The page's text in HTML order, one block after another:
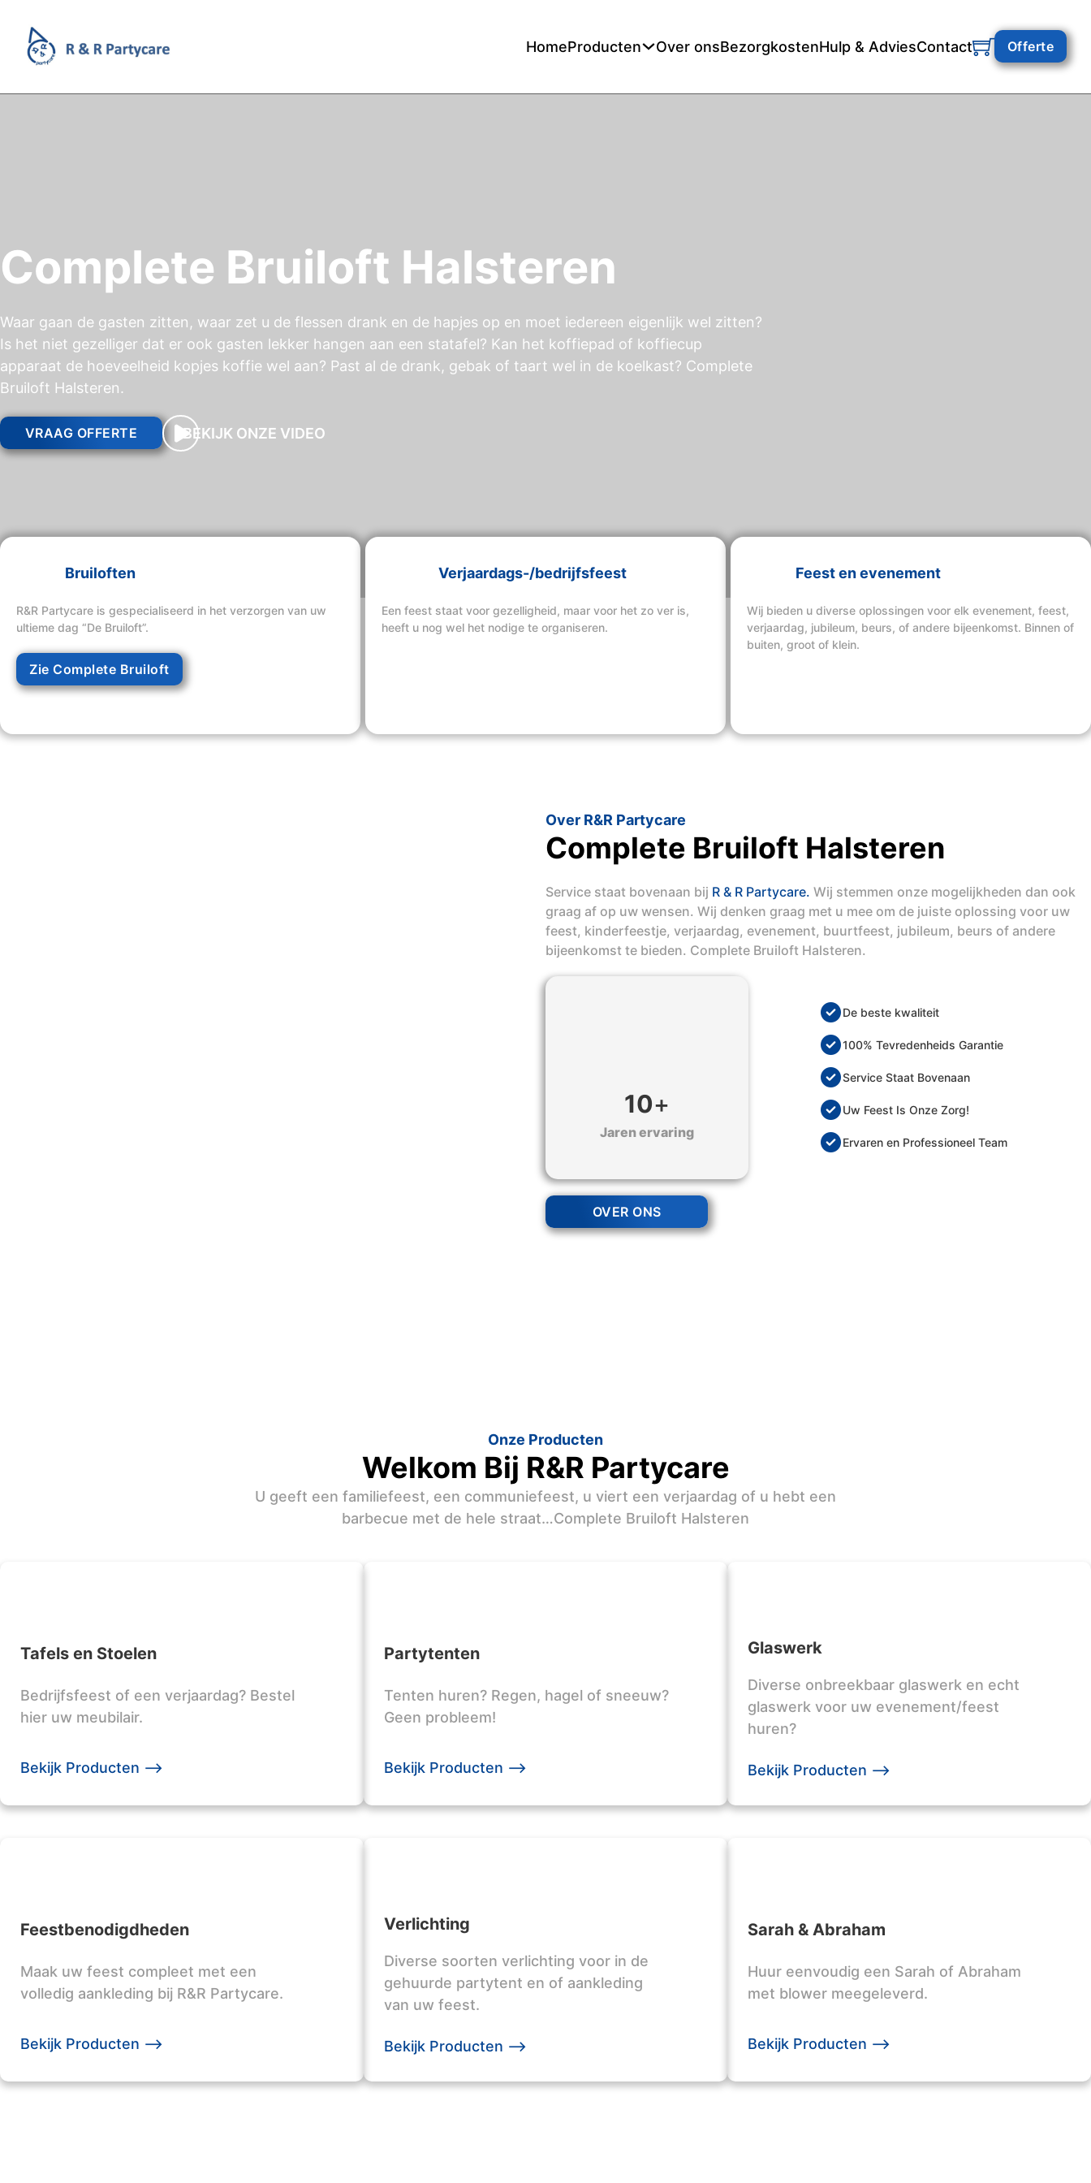
HomeProducten Over onsBezorgkostenHulp & AdviesContact Offerte
Complete Bruiloft Halsteren
Waar gaan de gasten zitten, waar zet u de flessen drank en de hapjes op en moet iedereen eigenlijk wel zitten?
Is het niet gezelliger dat er ook gasten lekker hangen aan een statafel? Kan het koffiepad of koffiecup
apparaat de hoeveelheid kopjes koffie wel aan? Past al de drank, gebak of taart wel in de koelkast? Complete
Bruiloft Halsteren.
VRAAG OFFERTE BEKIJK ONZE VIDEO
Bruiloften
R&R Partycare is gespecialiseerd in het verzorgen van uw
ultieme dag “De Bruiloft”.
Zie Complete Bruiloft
Verjaardags-/bedrijfsfeest
Een feest staat voor gezelligheid, maar voor het zo ver is,
heeft u nog wel het nodige te organiseren.
Feest en evenement
Wij bieden u diverse oplossingen voor elk evenement, feest,
verjaardag, jubileum, beurs, of andere bijeenkomst. Binnen of
buiten, groot of klein.
Over R&R Partycare
Complete Bruiloft Halsteren
Service staat bovenaan bij R & R Partycare. Wij stemmen onze mogelijkheden dan ook
graag af op uw wensen. Wij denken graag met u mee om de juiste oplossing voor uw
feest, kinderfeestje, verjaardag, evenement, buurtfeest, jubileum, beurs of andere
bijeenkomst te bieden. Complete Bruiloft Halsteren.
10+
Jaren ervaring
De beste kwaliteit
100% Tevredenheids Garantie
Service Staat Bovenaan
Uw Feest Is Onze Zorg!
Ervaren en Professioneel Team
OVER ONS
Onze Producten
Welkom Bij R&R Partycare
U geeft een familiefeest, een communiefeest, u viert een verjaardag of u hebt een
barbecue met de hele straat…Complete Bruiloft Halsteren
Tafels en Stoelen
Bedrijfsfeest of een verjaardag? Bestel
hier uw meubilair.
Bekijk Producten -->
Partytenten
Tenten huren? Regen, hagel of sneeuw?
Geen probleem!
Bekijk Producten -->
Glaswerk
Diverse onbreekbaar glaswerk en echt
glaswerk voor uw evenement/feest
huren?
Bekijk Producten -->
Feestbenodigdheden
Maak uw feest compleet met een
volledig aankleding bij R&R Partycare.
Bekijk Producten -->
Verlichting
Diverse soorten verlichting voor in de
gehuurde partytent en of aankleding
van uw feest.
Bekijk Producten -->
Sarah & Abraham
Huur eenvoudig een Sarah of Abraham
met blower meegeleverd.
Bekijk Producten -->